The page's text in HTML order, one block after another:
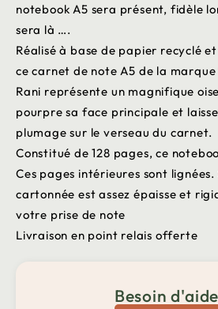
notebook A5 sera présent, fidèle
sera là ….
Réalisé à base de papier recyclé
ce carnet de note A5 de la
Rani représente un magnifique
pourpre sa face principale et
plumage sur le verseau du carnet.
Constitué de 128 pages, ce
Ces pages intérieures sont
cartonnée est assez épaisse et
votre prise de note
Livraison en point relais offerte
Besoin